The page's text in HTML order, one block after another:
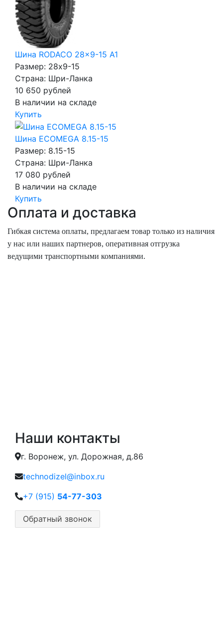
Шина RODACO 28x9-15 A1
Размер: 28x9-15
Страна: Шри-Ланка
10 650 рублей
В наличии на складе
Купить
Шина ECOMEGA 8.15-15
Размер: 8.15-15
Страна: Шри-Ланка
17 080 рублей
В наличии на складе
Купить
Оплата и доставка
Гибкая система оплаты, предлагаем товар только из наличия
у нас или наших партнеров, оперативная отгрузка
ведущими транспортными компаниями.
Наши контакты
г. Воронеж, ул. Дорожная, д.86
technodizel@inbox.ru
+7 (915) 54-77-303
Обратный звонок